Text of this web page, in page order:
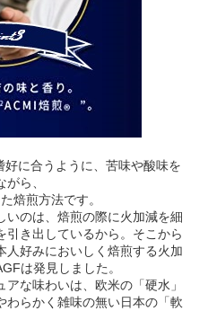
好に合うように、苦味や酸味を
がら、
焙煎方法です。
いのは、焙煎の際に火加減を細
き出しているから。そこから
人好みにおいしく焙煎する火加
は発見しました。
な味わいは、欧米の「硬水」
わらかく雑味の無い日本の「軟